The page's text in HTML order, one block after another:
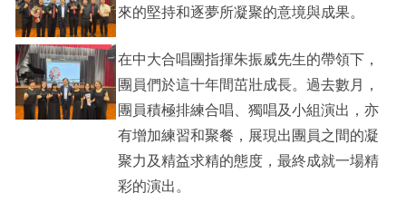
來的堅持和逐夢所凝聚的意境與成果。
在中大合唱團指揮朱振威先生的帶領下，
團員們於這十年間茁壯成長。過去數月，
團員積極排練合唱、獨唱及小組演出，亦
有增加練習和聚餐，展現出團員之間的凝
聚力及精益求精的態度，最終成就一場精
彩的演出。